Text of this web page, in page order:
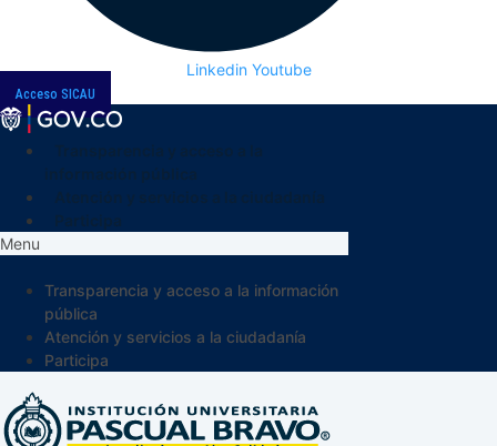
Linkedin Youtube
Acceso SICAU
Menu
Transparencia y acceso a la información
pública
Atención y servicios a la ciudadanía
Participa